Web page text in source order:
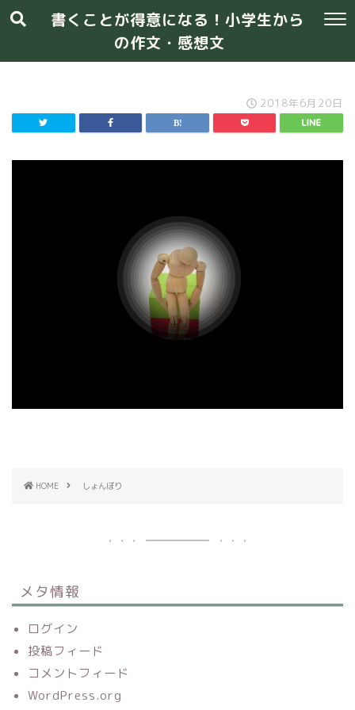
書くことが得意になる！小学生から
の作文・感想文
2018年6月20日
HOME しょんぼり
メタ情報
ログイン
投稿フィード
コメントフィード
WordPress.org